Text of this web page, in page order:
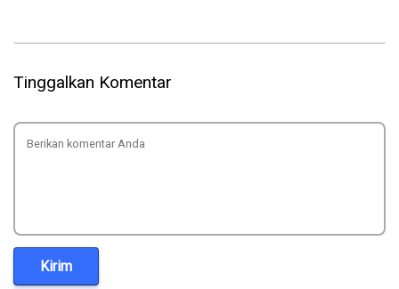
Tinggalkan Komentar
Kirim